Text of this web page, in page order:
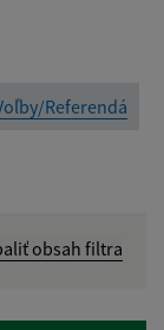
Referendá
obsah filtra